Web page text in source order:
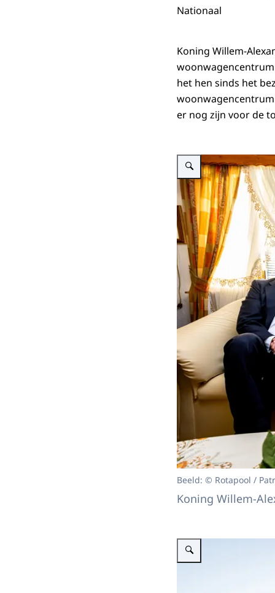
Nationaal
Koning Willem-
het hen sinds het
er nog zijn voor de
Vergroot afbeelding
Beeld: © Rotapool /
Koning Willem-
Vergroot afbeelding